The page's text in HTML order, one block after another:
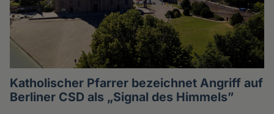
Katholischer Pfarrer bezeichnet Angriff auf
Berliner CSD als „Signal des Himmels”